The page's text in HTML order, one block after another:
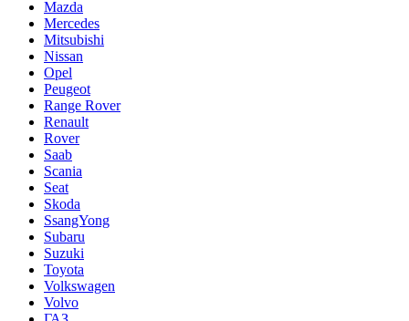
Mazda
Mercedes
Mitsubishi
Nissan
Opel
Peugeot
Range Rover
Renault
Rover
Saab
Scania
Seat
Skoda
SsangYong
Subaru
Suzuki
Toyota
Volkswagen
Volvo